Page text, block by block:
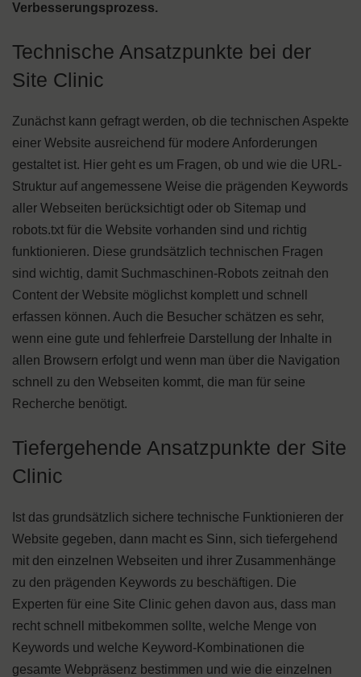
Verbesserungsprozess.
Technische Ansatzpunkte bei der
Site Clinic
Zunächst kann gefragt werden, ob die technischen Aspekte
einer Website ausreichend für modere Anforderungen
gestaltet ist. Hier geht es um Fragen, ob und wie die URL-
Struktur auf angemessene Weise die prägenden Keywords
aller Webseiten berücksichtigt oder ob Sitemap und
robots.txt für die Website vorhanden sind und richtig
funktionieren. Diese grundsätzlich technischen Fragen
sind wichtig, damit Suchmaschinen-Robots zeitnah den
Content der Website möglichst komplett und schnell
erfassen können. Auch die Besucher schätzen es sehr,
wenn eine gute und fehlerfreie Darstellung der Inhalte in
allen Browsern erfolgt und wenn man über die Navigation
schnell zu den Webseiten kommt, die man für seine
Recherche benötigt.
Tiefergehende Ansatzpunkte der Site
Clinic
Ist das grundsätzlich sichere technische Funktionieren der
Website gegeben, dann macht es Sinn, sich tiefergehend
mit den einzelnen Webseiten und ihrer Zusammenhänge
zu den prägenden Keywords zu beschäftigen. Die
Experten für eine Site Clinic gehen davon aus, dass man
recht schnell mitbekommen sollte, welche Menge von
Keywords und welche Keyword-Kombinationen die
gesamte Webpräsenz bestimmen und wie die einzelnen